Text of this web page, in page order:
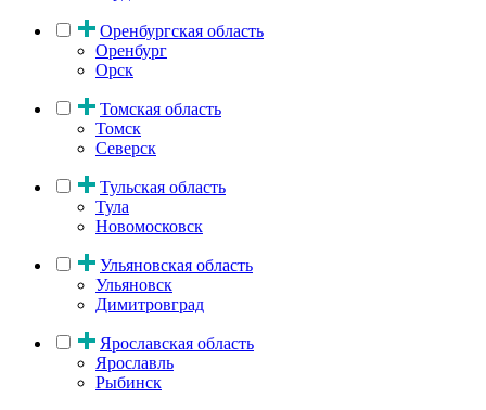
Оренбургская область
Оренбург
Орск
Томская область
Томск
Северск
Тульская область
Тула
Новомосковск
Ульяновская область
Ульяновск
Димитровград
Ярославская область
Ярославль
Рыбинск